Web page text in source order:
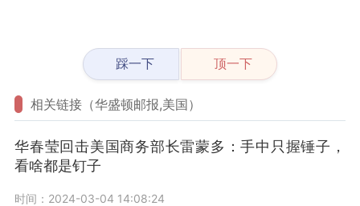
踩一下 顶一下
相关链接（华盛顿邮报,美国）
华春莹回击美国商务部长雷蒙多：手中只握锤子，
看啥都是钉子
时间：2024-03-04 14:08:24